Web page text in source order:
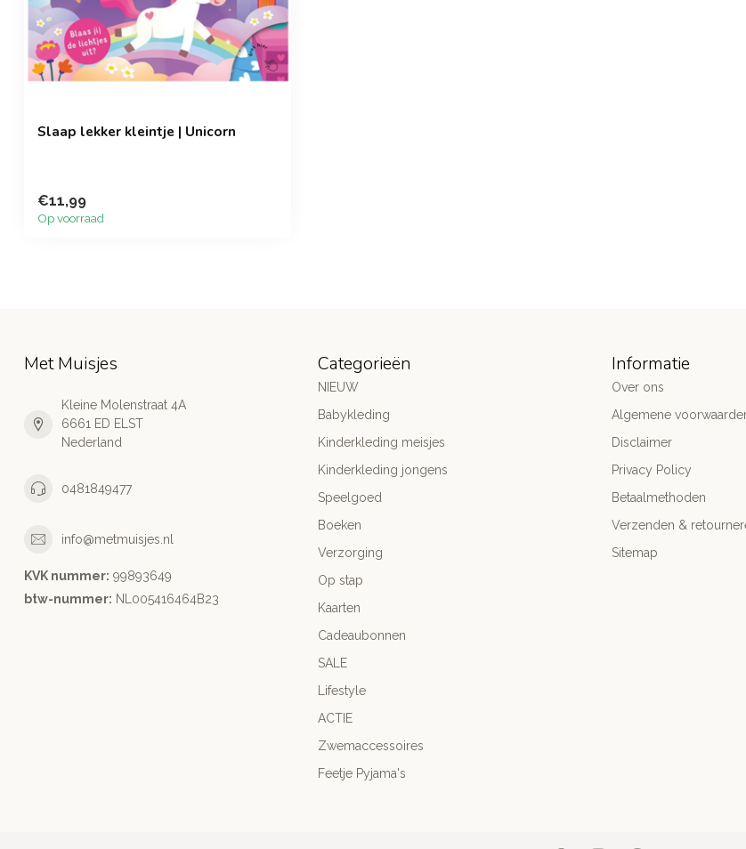
Slaap lekker kleintje | Unicorn
€11,99
Op voorraad
Met Muisjes
Kleine Molenstraat 4A
6661 ED ELST
Nederland
0481849477
info@metmuisjes.nl
KVK nummer: 99893649
btw-nummer: NL005416464B23
Categorieën
NIEUW
Babykleding
Kinderkleding meisjes
Kinderkleding jongens
Speelgoed
Boeken
Verzorging
Op stap
Kaarten
Cadeaubonnen
SALE
Lifestyle
ACTIE
Zwemaccessoires
Feetje Pyjama's
Informatie
Over ons
Algemene
Disclaimer
Privacy Policy
Betaalmethoden
Verzenden &
Sitemap